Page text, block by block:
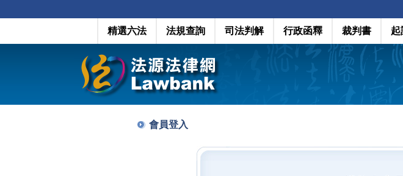
精選六法 法規查詢 司法判解 行政函釋 裁判書 起
會員登入